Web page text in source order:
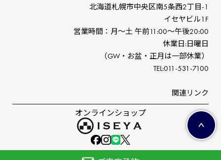
北海道札幌市中央区南5条⻄2丁⽬-1
イセヤビル1F
営業時間：⽉〜⼟ 午前11:00〜午後20:00
休業⽇:⽇曜⽇
（GW‧お盆‧正⽉は⼀部休業）
TEL:011-531-7100
関連リンク
オンラインショップ